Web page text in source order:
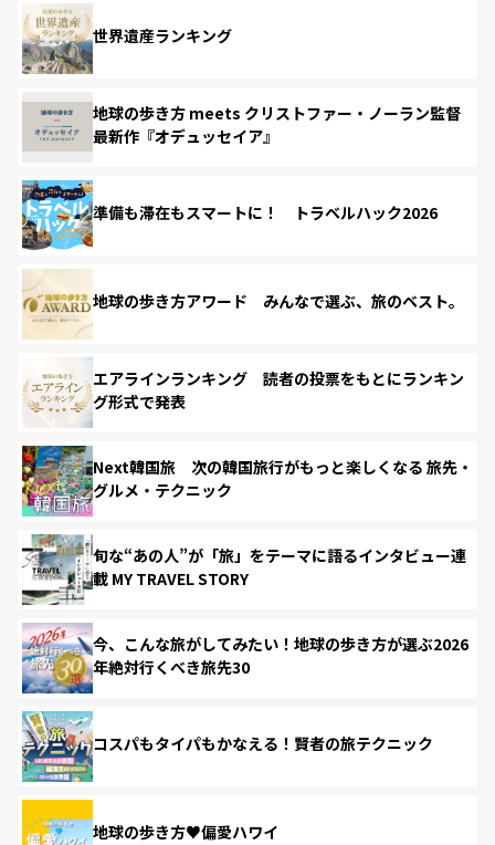
世界遺産ランキング
地球の歩き方 meets クリストファー・ノーラン監督
最新作『オデュッセイア』
準備も滞在もスマートに！ トラベルハック2026
地球の歩き方アワード みんなで選ぶ、旅のベスト。
エアラインランキング 読者の投票をもとにランキン
グ形式で発表
Next韓国旅 次の韓国旅行がもっと楽しくなる 旅先・
グルメ・テクニック
旬な“あの人”が「旅」をテーマに語るインタビュー連
載 MY TRAVEL STORY
今、こんな旅がしてみたい！地球の歩き方が選ぶ2026
年絶対行くべき旅先30
コスパもタイパもかなえる！賢者の旅テクニック
地球の歩き方♥偏愛ハワイ